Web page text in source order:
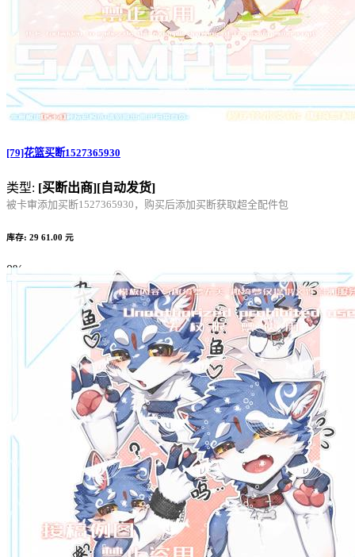
[79]花篮买断1527365930
类型: [买断出商][自动发货]
被卡审添加买断1527365930，购买后添加买断获取超全配件包
库存: 29 61.00 元
0%
Complete